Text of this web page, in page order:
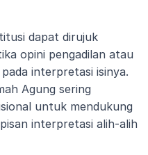
dapat dirujuk
opini pengadilan atau
interpretasi isinya.
Agung sering
untuk mendukung
interpretasi alih-alih